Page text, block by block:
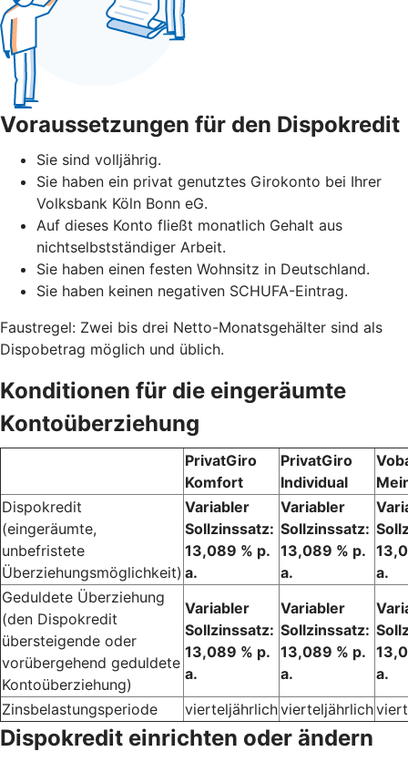
Voraussetzungen für den Dispokredit
Sie sind volljährig.
Sie haben ein privat genutztes Girokonto bei Ihrer
Volksbank Köln Bonn eG.
Auf dieses Konto fließt monatlich Gehalt aus
nichtselbstständiger Arbeit.
Sie haben einen festen Wohnsitz in Deutschland.
Sie haben keinen negativen SCHUFA-Eintrag.
Faustregel: Zwei bis drei Netto-Monatsgehälter sind als
Dispobetrag möglich und üblich.
Konditionen für die eingeräumte
Kontoüberziehung
PrivatGiro
Komfort
PrivatGiro
Individual
Dispokredit
(eingeräumte,
unbefristete
Überziehungsmöglichkeit)
Variabler
Sollzinssatz:
13,089 % p.
a.
Variabler
Sollzinssatz:
13,089 % p.
a.
a.
Geduldete Überziehung
(den Dispokredit
übersteigende oder
vorübergehend geduldete
Kontoüberziehung)
Variabler
Sollzinssatz:
13,089 % p.
a.
Variabler
Sollzinssatz:
13,089 % p.
a.
a.
Zinsbelastungsperiode
vierteljährlichvierteljährlich
Dispokredit einrichten oder ändern